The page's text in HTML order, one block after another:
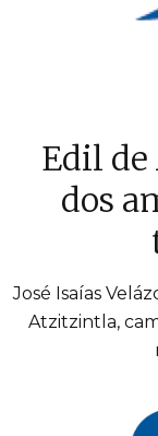
Edil
dos
José Isaías
Atzitzintla,